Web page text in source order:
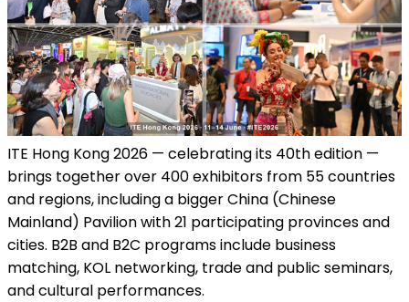
ITE Hong Kong 2026 — celebrating its 40th edition —
brings together over 400 exhibitors from 55 countries
and regions, including a bigger China (Chinese
Mainland) Pavilion with 21 participating provinces and
cities. B2B and B2C programs include business
matching, KOL networking, trade and public seminars,
and cultural performances.